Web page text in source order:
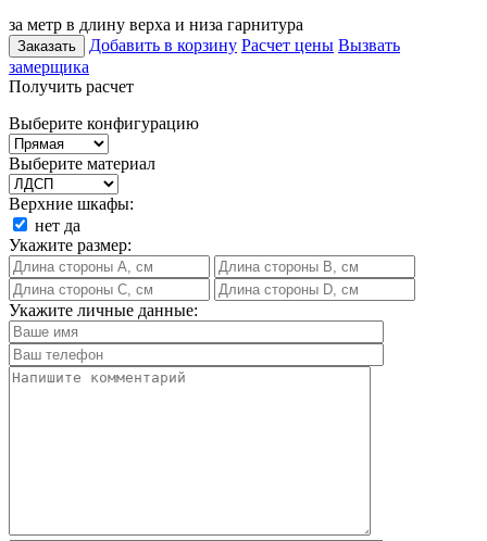
за метр в длину верха и низа гарнитура
Заказать Добавить в корзину Расчет цены Вызвать
замерщика
Получить расчет
Выберите конфигурацию
Выберите материал
Верхние шкафы:
нет да
Укажите размер:
Укажите личные данные: